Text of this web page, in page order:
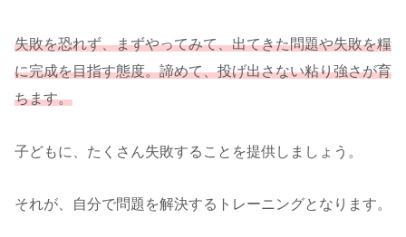
失敗を恐れず、まずやってみて、出てきた問題や失敗を糧
に完成を目指す態度。諦めて、投げ出さない粘り強さが育
ちます。
子どもに、たくさん失敗することを提供しましょう。
それが、自分で問題を解決するトレーニングとなります。